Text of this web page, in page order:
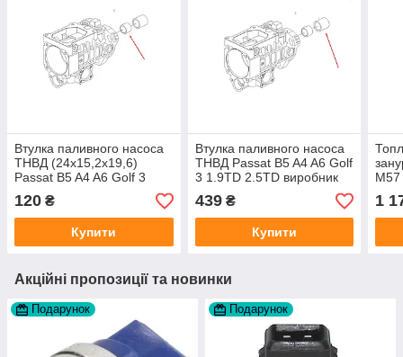
Втулка паливного насоса
ТНВД (24x15,2x19,6)
Passat B5 A4 A6 Golf 3
1.9TD 2.5TD виробник
BOSCH
120 ₴
Купити
Втулка паливного насоса
ТНВД Passat B5 A4 A6 Golf
3 1.9TD 2.5TD виробник
BOSCH
439₴
Купити
-01
1
Акційні пропозиції та новинки
Подарунок Подарунок